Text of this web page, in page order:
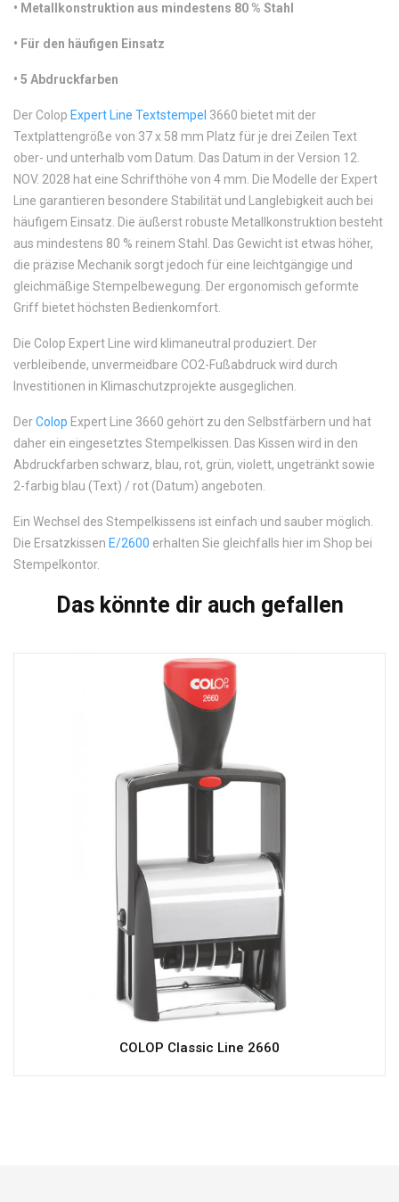
• Metallkonstruktion aus mindestens 80 % Stahl
• Für den häufigen Einsatz
• 5 Abdruckfarben
Der Colop Expert Line Textstempel 3660 bietet mit der
Textplattengröße von 37 x 58 mm Platz für je drei Zeilen Text
ober- und unterhalb vom Datum. Das Datum in der Version 12.
NOV. 2028 hat eine Schrifthöhe von 4 mm. Die Modelle der Expert
Line garantieren besondere Stabilität und Langlebigkeit auch bei
häufigem Einsatz. Die äußerst robuste Metallkonstruktion besteht
aus mindestens 80 % reinem Stahl. Das Gewicht ist etwas höher,
die präzise Mechanik sorgt jedoch für eine leichtgängige und
gleichmäßige Stempelbewegung. Der ergonomisch geformte
Griff bietet höchsten Bedienkomfort.
Die Colop Expert Line wird klimaneutral produziert. Der
verbleibende, unvermeidbare CO2-Fußabdruck wird durch
Investitionen in Klimaschutzprojekte ausgeglichen.
DerColop Expert Line 3660 gehört zu den Selbstfärbern und hat
daher ein eingesetztes Stempelkissen. Das Kissen wird in den
Abdruckfarben schwarz, blau, rot, grün, violett, ungetränkt sowie
2-farbig blau (Text) / rot (Datum) angeboten.
Ein Wechsel des Stempelkissens ist einfach und sauber möglich.
Die Ersatzkissen E/2600 erhalten Sie gleichfalls hier im Shop bei
Stempelkontor.
Das könnte dir auch gefallen
COLOP Classic Line 2660